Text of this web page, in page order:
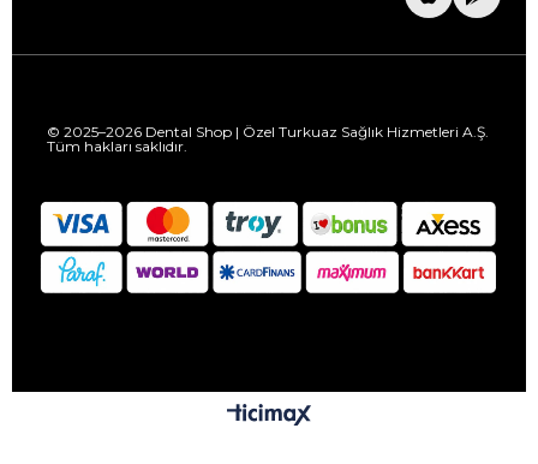
© 2025–2026 Dental Shop | Özel Turkuaz Sağlık Hizmetleri A.Ş.
Tüm hakları saklıdır.